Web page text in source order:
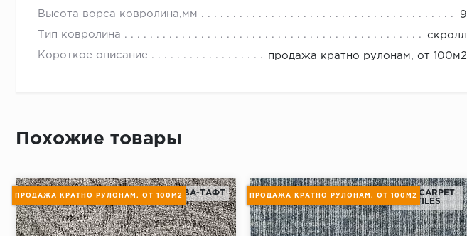
Высота ворса ковролина,мм 9
Тип ковролина скролл
Короткое описание продажа кратно рулонам, от 100м2
Первый ряд:
Монтаж второй и последующих пластин:
Монтаж последней пластины первого ряда:
Похожие товары
ПРОДАЖА КРАТНО РУЛОНАМ, ОТ 100М2НЕВА-ТАФТ ПРОДАЖА КРАТНО РУЛОНАМ, ОТ 100М2IVC CARPET
TILES